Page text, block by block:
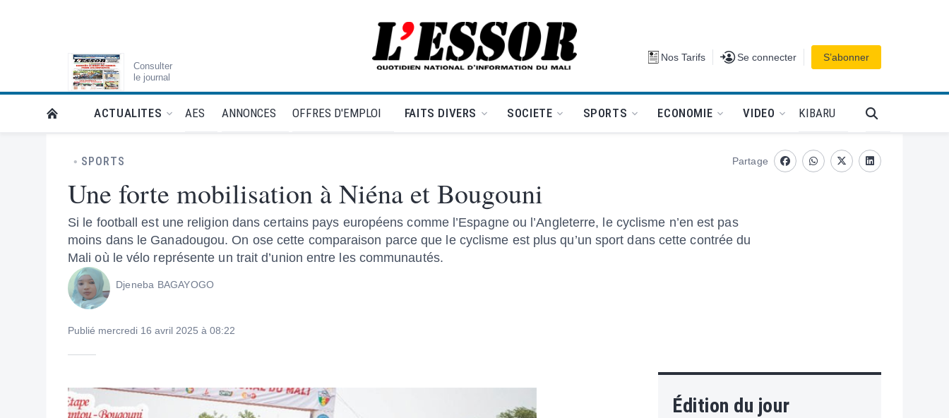
Consulter
le journal
L'Essor - retour à la une Nos Tarifs Se connecter
Se connecter S’abonner
RETOUR À LA PAGE D’ACCUEIL DE L'ESSOR
ACTUALITES AES ANNONCES OFFRES D'EMPLOI FAITS DIVERS SOCIETE SPORTS ECONOMIE VIDEO KIBARU
SPORTS
Une forte mobilisation à Niéna et Bougouni
Si le football est une religion dans certains pays européens comme l’Espagne ou l’Angleterre, le cyclisme n’en est pas
moins dans le Ganadougou. On ose cette comparaison parce que le cyclisme est plus qu’un sport dans cette contrée du
Mali où le vélo représente un trait d’union entre les communautés.
Djeneba BAGAYOGO
Publié mercredi 16 avril 2025 à 08:22
Partage
FacebookwhatsappTwitterLinkedin
Édition du jour